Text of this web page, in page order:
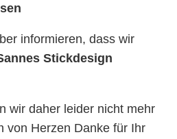
informieren, dass wir
Stickdesign
wir daher leider nicht mehr
von Herzen Danke für Ihr